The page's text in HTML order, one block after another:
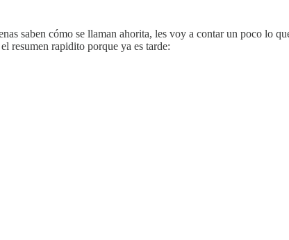
saben cómo se llaman ahorita, les voy a contar un poco lo
resumen rapidito porque ya es tarde: